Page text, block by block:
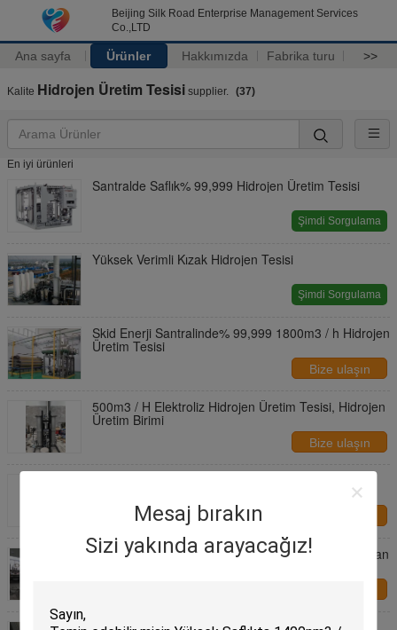
Beijing Silk Road Enterprise Management Services
Co.,LTD
Ana sayfa Ürünler Hakkımızda Fabrika turu >>
Mesaj bırakın
Sizi yakında arayacağız!
Kalite Hidrojen Üretim Tesisi supplier. (37)
En iyi ürünleri
Santralde Saflık% 99,999 Hidrojen Üretim Tesisi
Şimdi Sorgulama
Yüksek Verimli Kızak Hidrojen Tesisi
Şimdi Sorgulama
Skid Enerji Santralinde% 99,999 1800m3 / h Hidrojen
Üretim Tesisi
Bize ulaşın
500m3 / H Elektroliz Hidrojen Üretim Tesisi, Hidrojen
Üretim Birimi
Bize ulaşın
Hidrojen Gazı Jeneratörü, Kapasitesi 10Nm3 / H olan